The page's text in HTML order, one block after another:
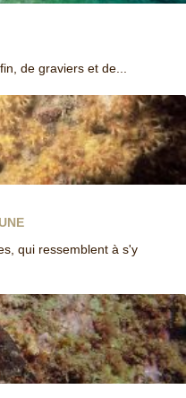
de graviers et de...
qui ressemblent à s'y